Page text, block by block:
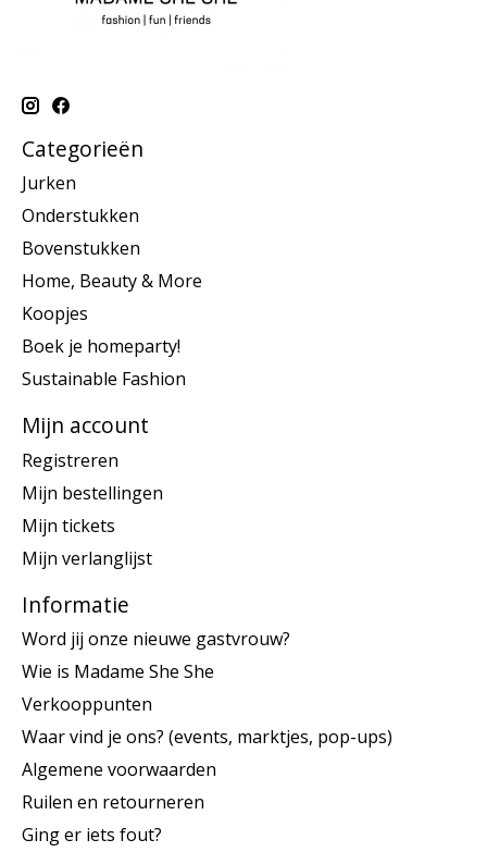
Categorieën
Jurken
Onderstukken
Bovenstukken
Home, Beauty & More
Koopjes
Boek je homeparty!
Sustainable Fashion
Mijn account
Registreren
Mijn bestellingen
Mijn tickets
Mijn verlanglijst
Informatie
Word jij onze nieuwe gastvrouw?
Wie is Madame She She
Verkooppunten
Waar vind je ons? (events, marktjes, pop-ups)
Algemene voorwaarden
Ruilen en retourneren
Ging er iets fout?